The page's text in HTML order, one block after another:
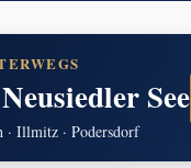
See
· Illmitz · Podersdorf